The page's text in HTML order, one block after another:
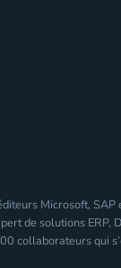
Microsoft,
de solutions ERP,
collaborateurs qui